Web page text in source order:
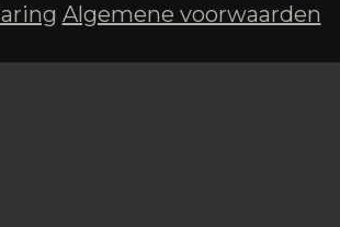
Algemene voorwaarden